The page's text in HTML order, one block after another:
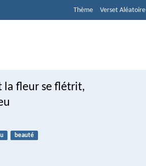
Thème Verset Aléatoire
la fleur se flétrit,
beauté